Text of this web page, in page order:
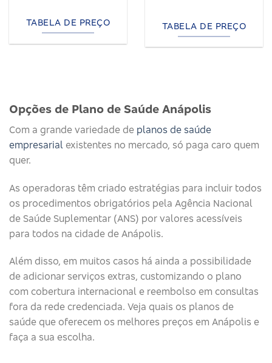
TABELA DE PREÇO TABELA DE PREÇO
Opções de Plano de Saúde Anápolis
Com a grande variedade de planos de saúde
empresarial existentes no mercado, só paga caro quem
quer.
As operadoras têm criado estratégias para incluir todos
os procedimentos obrigatórios pela Agência Nacional
de Saúde Suplementar (ANS) por valores acessíveis
para todos na cidade de Anápolis.
Além disso, em muitos casos há ainda a possibilidade
de adicionar serviços extras, customizando o plano
com cobertura internacional e reembolso em consultas
fora da rede credenciada. Veja quais os planos de
saúde que oferecem os melhores preços em Anápolis e
faça a sua escolha.